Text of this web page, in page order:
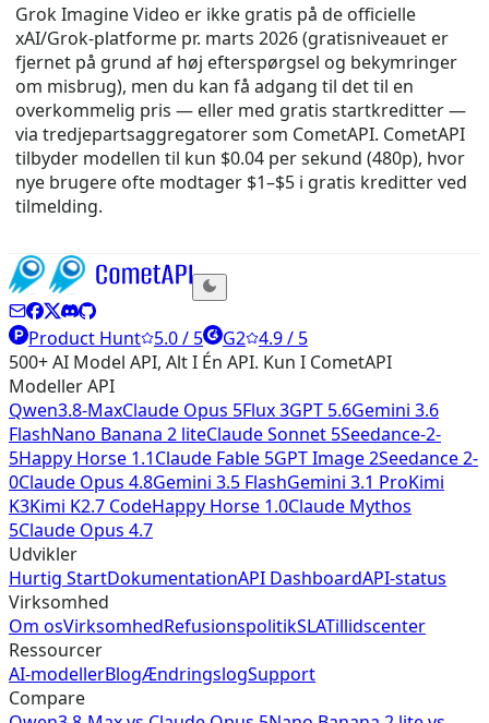
Grok Imagine Video er ikke gratis på de officielle
xAI/Grok-platforme pr. marts 2026 (gratisniveauet er
fjernet på grund af høj efterspørgsel og bekymringer
om misbrug), men du kan få adgang til det til en
overkommelig pris — eller med gratis startkreditter —
via tredjepartsaggregatorer som CometAPI. CometAPI
tilbyder modellen til kun $0.04 per sekund (480p), hvor
nye brugere ofte modtager $1–$5 i gratis kreditter ved
tilmelding.
Product Hunt 5.0 / 5 G2 4.9 / 5
500+ AI Model API, Alt I Én API. Kun I CometAPI
Modeller API
Qwen3.8-MaxClaude Opus 5Flux 3GPT 5.6Gemini 3.6
FlashNano Banana 2 liteClaude Sonnet 5Seedance-2-
5Happy Horse 1.1Claude Fable 5GPT Image 2Seedance 2-
0Claude Opus 4.8Gemini 3.5 FlashGemini 3.1 ProKimi
K3Kimi K2.7 CodeHappy Horse 1.0Claude Mythos
5Claude Opus 4.7
Udvikler
Hurtig StartDokumentationAPI DashboardAPI-status
Virksomhed
Om osVirksomhedRefusionspolitikSLATillidscenter
Ressourcer
AI-modellerBlogÆndringslogSupport
Compare